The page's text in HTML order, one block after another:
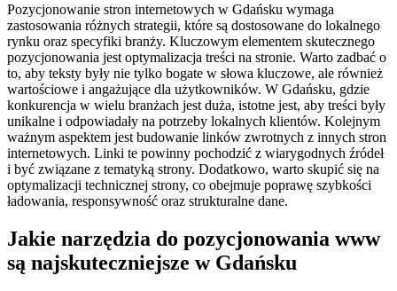
Pozycjonowanie stron internetowych w Gdańsku wymaga
zastosowania różnych strategii, które są dostosowane do lokalnego
rynku oraz specyfiki branży. Kluczowym elementem skutecznego
pozycjonowania jest optymalizacja treści na stronie. Warto zadbać o
to, aby teksty były nie tylko bogate w słowa kluczowe, ale również
wartościowe i angażujące dla użytkowników. W Gdańsku, gdzie
konkurencja w wielu branżach jest duża, istotne jest, aby treści były
unikalne i odpowiadały na potrzeby lokalnych klientów. Kolejnym
ważnym aspektem jest budowanie linków zwrotnych z innych stron
internetowych. Linki te powinny pochodzić z wiarygodnych źródeł
i być związane z tematyką strony. Dodatkowo, warto skupić się na
optymalizacji technicznej strony, co obejmuje poprawę szybkości
ładowania, responsywność oraz strukturalne dane.
Jakie narzędzia do pozycjonowania www
są najskuteczniejsze w Gdańsku